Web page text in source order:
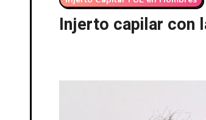
Injerto capilar con